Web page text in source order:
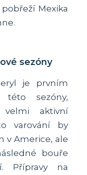
Mexika
sezóny
je prvním
této sezóny,
velmi aktivní
varování by
v Americe, ale
bouře
Přípravy na